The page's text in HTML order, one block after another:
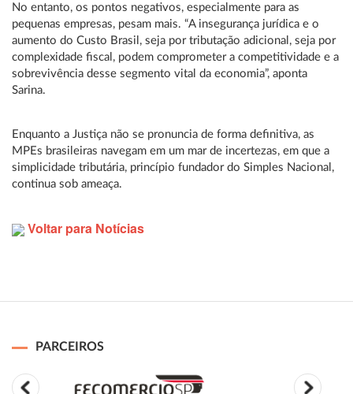
No entanto, os pontos negativos, especialmente para as
pequenas empresas, pesam mais. “A insegurança jurídica e o
aumento do Custo Brasil, seja por tributação adicional, seja por
complexidade fiscal, podem comprometer a competitividade e a
sobrevivência desse segmento vital da economia”, aponta
Sarina.
Enquanto a Justiça não se pronuncia de forma definitiva, as
MPEs brasileiras navegam em um mar de incertezas, em que a
simplicidade tributária, princípio fundador do Simples Nacional,
continua sob ameaça.
Voltar para Notícias
PARCEIROS